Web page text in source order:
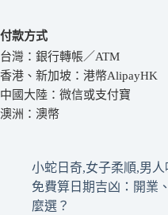
付款方式
台灣：銀行轉帳／ATM
香港、新加坡：港幣AlipayHK
中國大陸：微信或支付寶
澳洲：澳幣
小蛇日奇,女子柔順,男
免費算日期吉凶：開業
麼選？